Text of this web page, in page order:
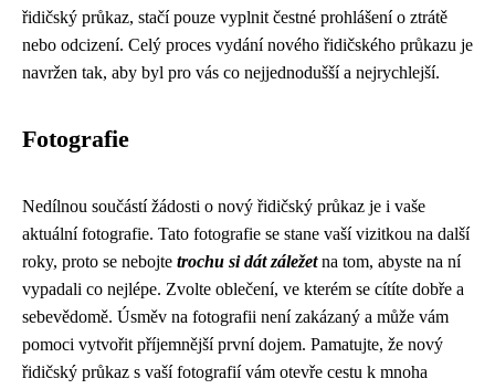
řidičský průkaz, stačí pouze vyplnit čestné prohlášení o ztrátě
nebo odcizení. Celý proces vydání nového řidičského průkazu je
navržen tak, aby byl pro vás co nejjednodušší a nejrychlejší.
Fotografie
Nedílnou součástí žádosti o nový řidičský průkaz je i vaše
aktuální fotografie. Tato fotografie se stane vaší vizitkou na další
roky, proto se nebojte trochu si dát záležetna tom, abyste na ní
vypadali co nejlépe. Zvolte oblečení, ve kterém se cítíte dobře a
sebevědomě. Úsměv na fotografii není zakázaný a může vám
pomoci vytvořit příjemnější první dojem. Pamatujte, že nový
řidičský průkaz s vaší fotografií vám otevře cestu k mnoha